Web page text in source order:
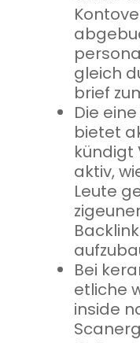
gleich
brief
Die
bietet
kündigt
aktiv,
Leute
Bei
etliche
inside